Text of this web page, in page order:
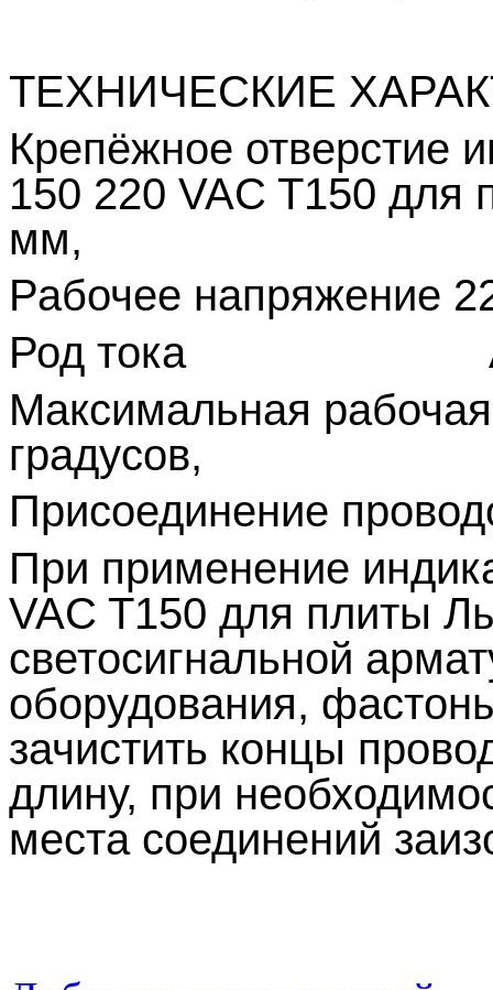
ТЕХНИЧЕСКИЕ
Крепёжное отверстие
150 220 VAC Т150
мм,
Рабочее напряжение
Род тока
Максимальная
градусов,
Присоединение
При применение
VAC Т150 для плиты
светосигнальной
оборудования,
зачистить концы
длину, при
места соединений